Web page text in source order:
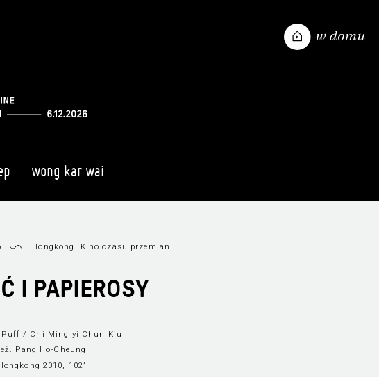
wong kar wai
Hongkong. Kino czasu przemian
I PAPIEROSY
Puff / Chi Ming yi Chun Kiu
Pang Ho-Cheung
2010, 102’